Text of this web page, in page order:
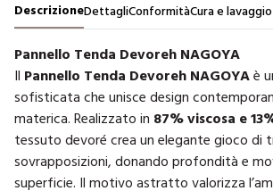
DescrizioneDettagliConformitàCura e lavaggio
Pannello Tenda Devoreh NAGOYA
Il Pannello Tenda Devoreh NAGOYAè
sofisticata che unisce design
materica. Realizzato in 87% viscosa e
tessuto devoré crea un elegante gioco di
sovrapposizioni, donando profondità e
superficie. Il motivo astratto valorizza